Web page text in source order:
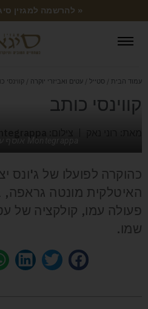
« להרשמה למגזין
עמוד הבית / סטייל / עטים ואביזרי יוקרה / קווינסי
קווינסי כותב
Montegrappa אוסף עטי קווינסי ג'ונס
כהוקרה לפועלו של ג'ונס
האיטלקית מונטה גראפה,
פעולה עמו, קולקציה של
שמו.